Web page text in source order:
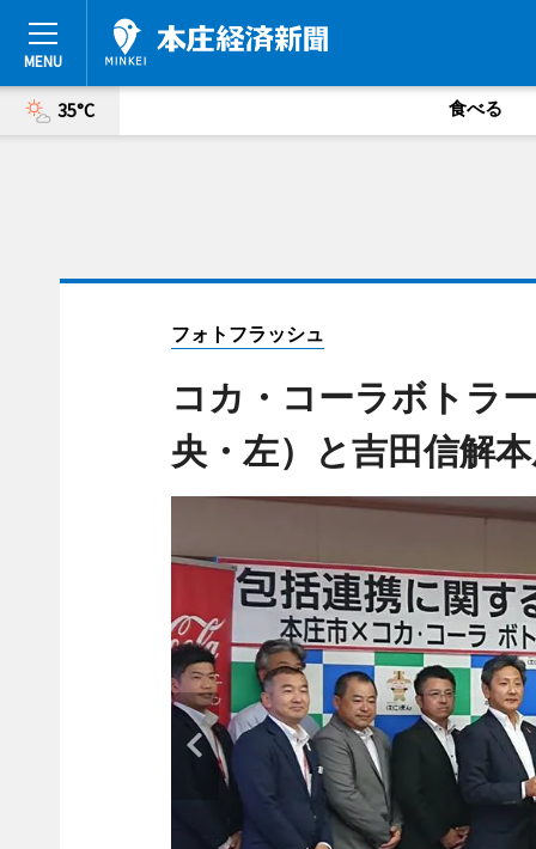
35°C 食べる
フォトフラッシュ
コカ・コーラボトラ
央・左）と吉田信解